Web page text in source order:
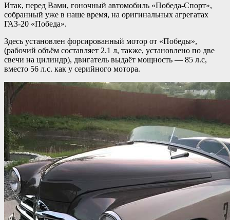
Итак, перед Вами, гоночный автомобиль «Победа-Спорт»,
собранный уже в наше время, на оригинальных агрегатах
ГАЗ-20 «Победа».
Здесь установлен форсированный мотор от «Победы»,
(рабочий объём составляет 2.1 л, также, установлено по две
свечи на цилиндр), двигатель выдаёт мощность — 85 л.с,
вместо 56 л.с. как у серийного мотора.